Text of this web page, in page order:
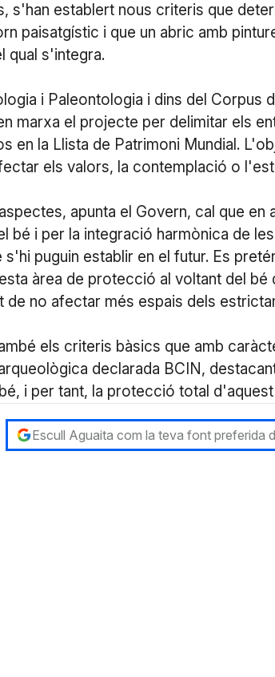
s'han establert nous criteris que
paisatgístic i que un abric amb
qual s'integra.
i Paleontologia i dins del Corpus
marxa el projecte per delimitar els
en la Llista de Patrimoni Mundial.
els valors, la contemplació o
apunta el Govern, cal que en
bé i per la integració harmònica de
s'hi puguin establir en el futur. Es
àrea de protecció al voltant del bé
de no afectar més espais dels
els criteris bàsics que amb
declarada BCIN,
i per tant, la protecció total
Escull Aguaita com la teva font preferida